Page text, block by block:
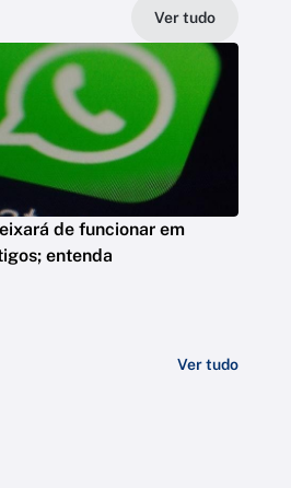
Ver tudo
de funcionar em
entenda
Ver tudo